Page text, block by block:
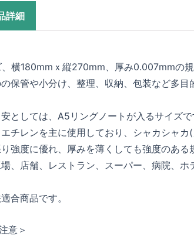
詳細
横180mmｘ縦270mm、厚み0.007mmの規
保管や小分け、整理、収納、包装など多
としては、A5リングノートが入るサイズで
チレンを主に使用しており、シャカシャカ(
強度に優れ、厚みを薄くしても強度のある
、店舗、レストラン、スーパー、病院、ホ
合商品です。
意＞